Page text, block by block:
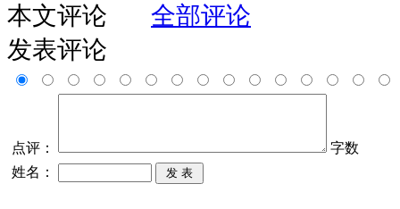
本文评论
全部评论
发表评论
点评：
字数
姓名：